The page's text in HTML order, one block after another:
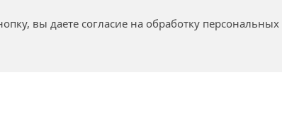
вы даете согласие на обработку